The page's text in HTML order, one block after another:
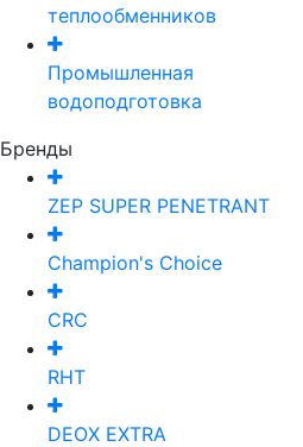
теплообменников
Промышленная
водоподготовка
Бренды
ZEP SUPER PENETRANT
Champion's Choice
CRC
RHT
DEOX EXTRA